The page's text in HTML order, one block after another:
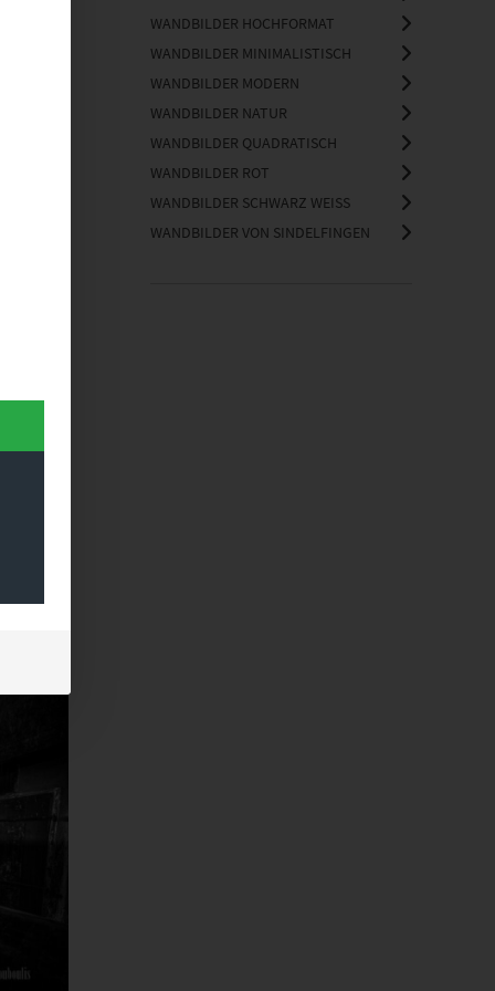
WANDBILDER HOCHFORMAT
WANDBILDER MINIMALISTISCH
WANDBILDER MODERN
WANDBILDER NATUR
WANDBILDER QUADRATISCH
WANDBILDER ROT
WANDBILDER SCHWARZ WEISS
WANDBILDER VON SINDELFINGEN